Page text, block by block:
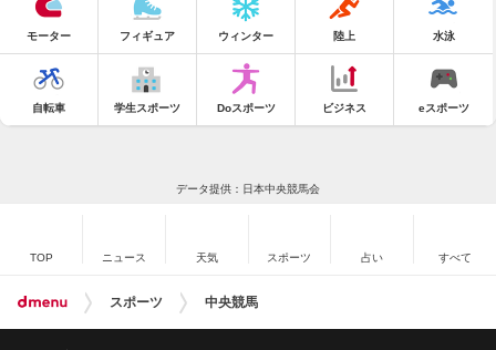
モーター フィギュア ウィンター 陸上 水泳
自転車 学生スポーツ Doスポーツ ビジネス eスポーツ
データ提供：日本中央競馬会
TOP ニュース 天気 スポーツ 占い すべて
スポーツ 中央競馬